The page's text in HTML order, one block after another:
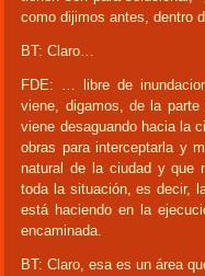
como dijimos antes, dentro
BT: Claro…
FDE: … libre de
viene, digamos, de la
viene desaguando hacia la
obras para interceptarla y
natural de la ciudad y que
toda la situación, es decir,
está haciendo en la
encaminada.
BT: Claro, esa es un área